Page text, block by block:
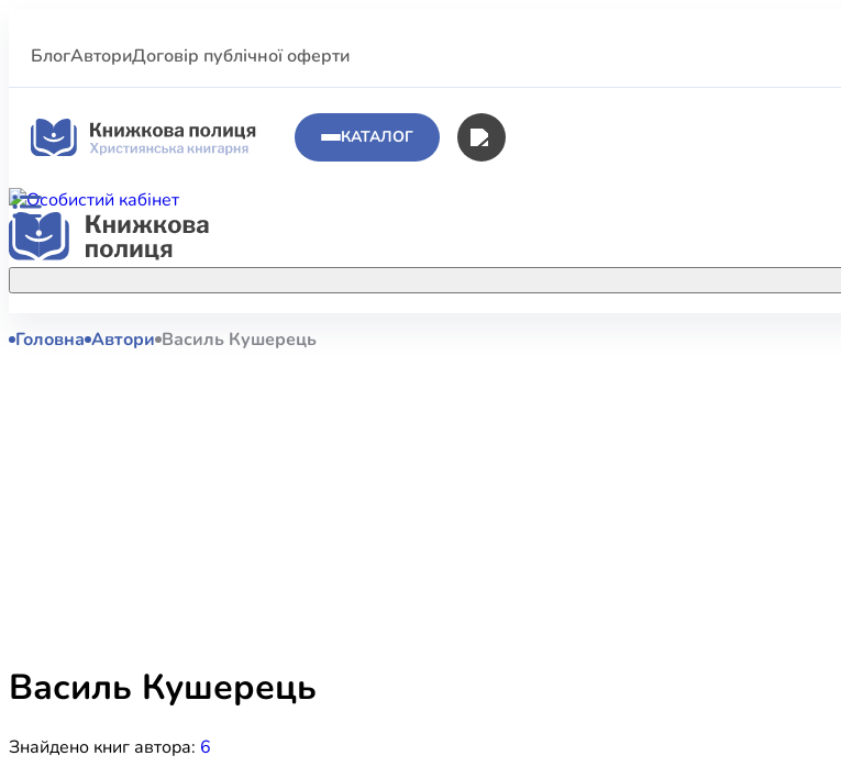
БлогАвториДоговір публічної оферти
КАТАЛОГ
Акційні пропозиції
КНИГИ
Головна Автори Василь Кушерець
Василь Кушерець
Знайдено книг автора: 6